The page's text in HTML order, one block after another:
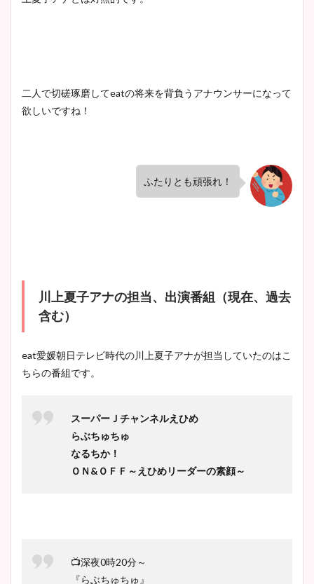
二人で切磋琢磨してeatの将来を背負うアナウンサーになって
欲しいですね！
ふたりとも頑張れ！
川上夏子アナの担当、出演番組（現在、過去
含む）
eat愛媛朝日テレビ時代の川上夏子アナが担当していたのはこ
ちらの番組です。
スーパーＪチャンネルえひめ
らぶちゅちゅ
なるちか！
ＯＮ&ＯＦＦ～えひめリーダーの素顔～
📺深夜0時20分～
『らぶちゅちゅ』